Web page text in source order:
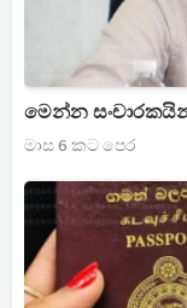
මෙන්න
මාස 6 කට පෙර